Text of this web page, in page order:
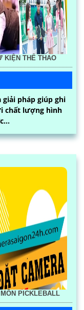
KIỆN THỂ THAO
pháp giúp ghi
chất lượng hình
PICKLEBALL